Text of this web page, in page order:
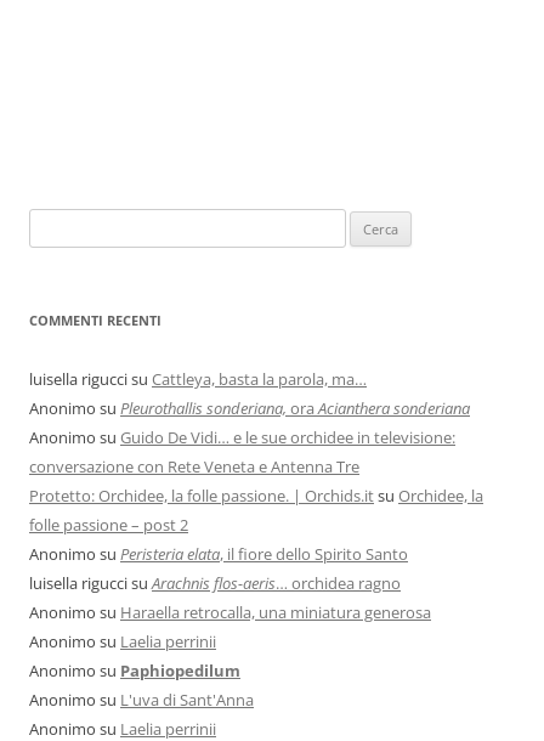
COMMENTI RECENTI
luisella riguccisu Cattleya, basta la parola, ma…
Anonimo su Pleurothallis sonderiana, oraAcianthera sonderiana
Anonimo su Guido De Vidi… e le sue orchidee in televisione:
conversazione con Rete Veneta e Antenna Tre
Protetto: Orchidee, la folle passione. | Orchids.itsu Orchidee, la
folle passione – post 2
Anonimo su Peristeria elata, il fiore dello Spirito Santo
luisella riguccisuArachnis flos-aeris… orchidea ragno
Anonimo su Haraella retrocalla, una miniatura generosa
Anonimo su Laelia perrinii
Anonimo su Paphiopedilum
Anonimo su L'uva di Sant'Anna
Anonimo su Laelia perrinii